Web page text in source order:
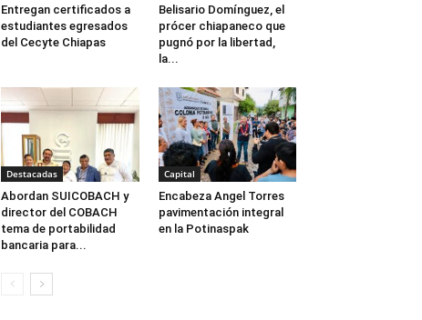
Entregan certificados a
estudiantes egresados
del Cecyte Chiapas
Belisario Domínguez, el
prócer chiapaneco que
pugnó por la libertad,
la...
Destacadas
Abordan SUICOBACH y
director del COBACH
tema de portabilidad
bancaria para...
Capital
Encabeza Angel Torres
pavimentación integral
en la Potinaspak